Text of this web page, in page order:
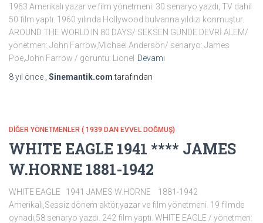
1963 Amerikalı yazar ve film yönetmeni. 30 senaryo yazdı, TV dahil
50 film yaptı. 1960 yılında Hollywood bulvarına yıldızı konmuştur.
AROUND THE WORLD IN 80 DAYS/ SEKSEN GÜNDE DEVRİ ALEM/
yönetmen: John Farrow,Michael Anderson/ senaryo: James
Poe,John Farrow / görüntü: Lionel Devamı
8 yıl önce Sinemantik.comtarafından
DİĞER YÖNETMENLER ( 1939 DAN EVVEL DOĞMUŞ)
WHITE EAGLE 1941 **** JAMES
W.HORNE 1881-1942
WHITE EAGLE 1941 JAMES W.HORNE 1881-1942
Amerikalı,Sessiz dönem aktör,yazar ve film yönetmeni. 19 filmde
oynadı,58 senaryo yazdı. 242 film yaptı. WHITE EAGLE / yönetmen: